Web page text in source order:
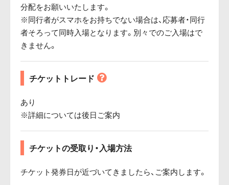
分配をお願いいたします。
※同行者がスマホをお持ちでない場合は、応募者・同行
者そろって同時入場となります。別々でのご入場はで
きません。
チケットトレード
あり
※詳細については後日ご案内
チケットの受取り・入場方法
チケット発券日が近づいてきましたら、ご案内します。